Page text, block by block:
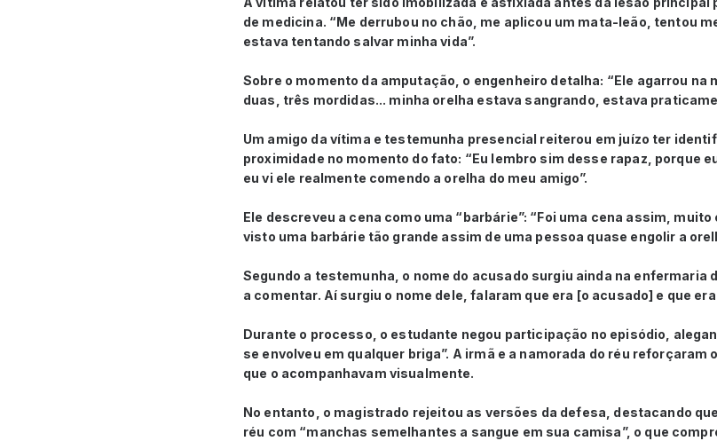
de medicina. “Me derrubou no chão, me aplicou um mata-leão, tentou
estava tentando salvar minha vida”.
Sobre o momento da amputação, o engenheiro detalha: “Ele agarrou na
duas, três mordidas... minha orelha estava sangrando, estava
Um amigo da vítima e testemunha presencial reiterou em juízo ter
proximidade no momento do fato: “Eu lembro sim desse rapaz, porque
eu vi ele realmente comendo a orelha do meu amigo”.
Ele descreveu a cena como uma “barbárie”: “Foi uma cena assim,
visto uma barbárie tão grande assim de uma pessoa quase engolir a
Segundo a testemunha, o nome do acusado surgiu ainda na enfermaria
a comentar. Aí surgiu o nome dele, falaram que era [o acusado] e que
Durante o processo, o estudante negou participação no episódio,
se envolveu em qualquer briga”. A irmã e a namorada do réu
que o acompanhavam visualmente.
No entanto, o magistrado rejeitou as versões da defesa, destacando
réu com “manchas semelhantes a sangue em sua camisa”, o que